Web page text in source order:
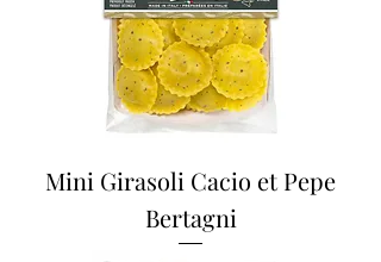
Mini Girasoli Cacio et Pepe
Bertagni